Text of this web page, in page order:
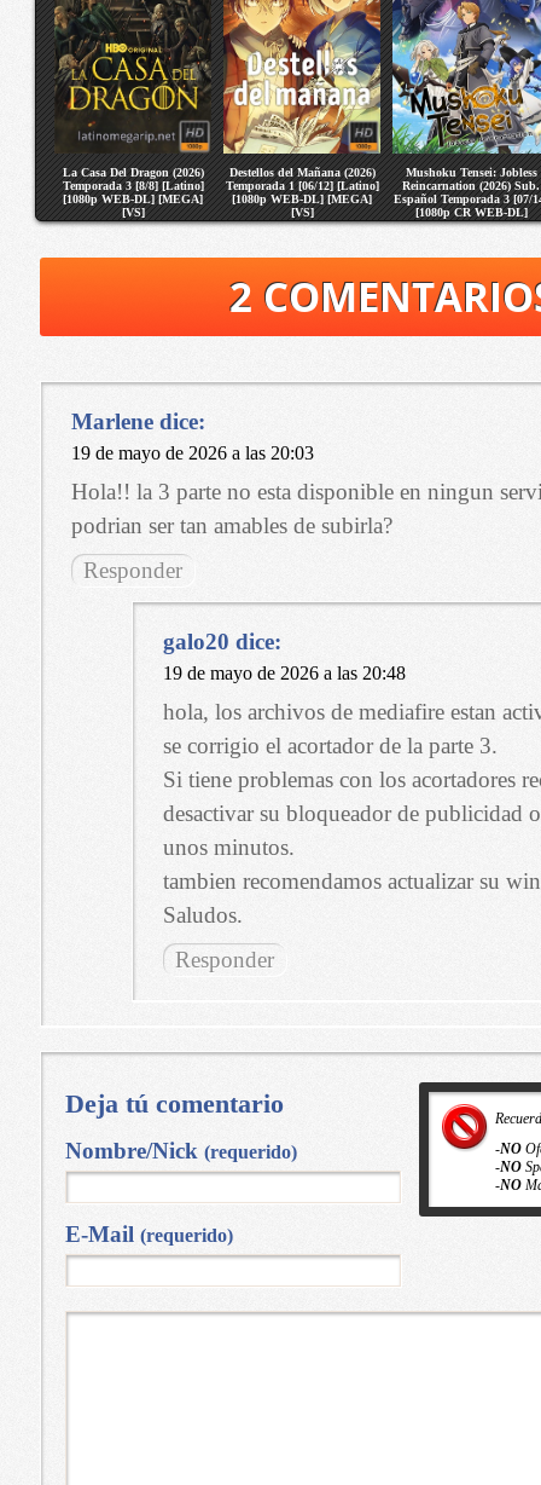
La Casa Del Dragon (2026)
Temporada 3 [8/8] [Latino]
[1080p WEB-DL] [MEGA]
[VS]
Destellos del Mañana (2026)
Temporada 1 [06/12] [Latino]
[1080p WEB-DL] [MEGA]
[VS]
Mushoku Tensei: Jobless
Reincarnation (2026) Sub.
Español Temporada 3 [07/
[1080p CR WEB-DL]
[MEGA] [VS]
2
Marlene dice:
19 de mayo de 2026 a las 20:03
Hola!! la 3 parte no esta disponible en ningun
podrian ser tan amables de subirla?
Responder
galo20 dice:
19 de mayo de 2026 a las 20:48
hola, los archivos de mediafire estan
se corrigio el acortador de la parte 3.
Si tiene problemas con los acortadores
desactivar su bloqueador de publicidad
unos minutos.
tambien recomendamos actualizar su
Saludos.
Responder
-NO
-NO
-NO
Deja tú comentario
Nombre/Nick (requerido)
E-Mail (requerido)